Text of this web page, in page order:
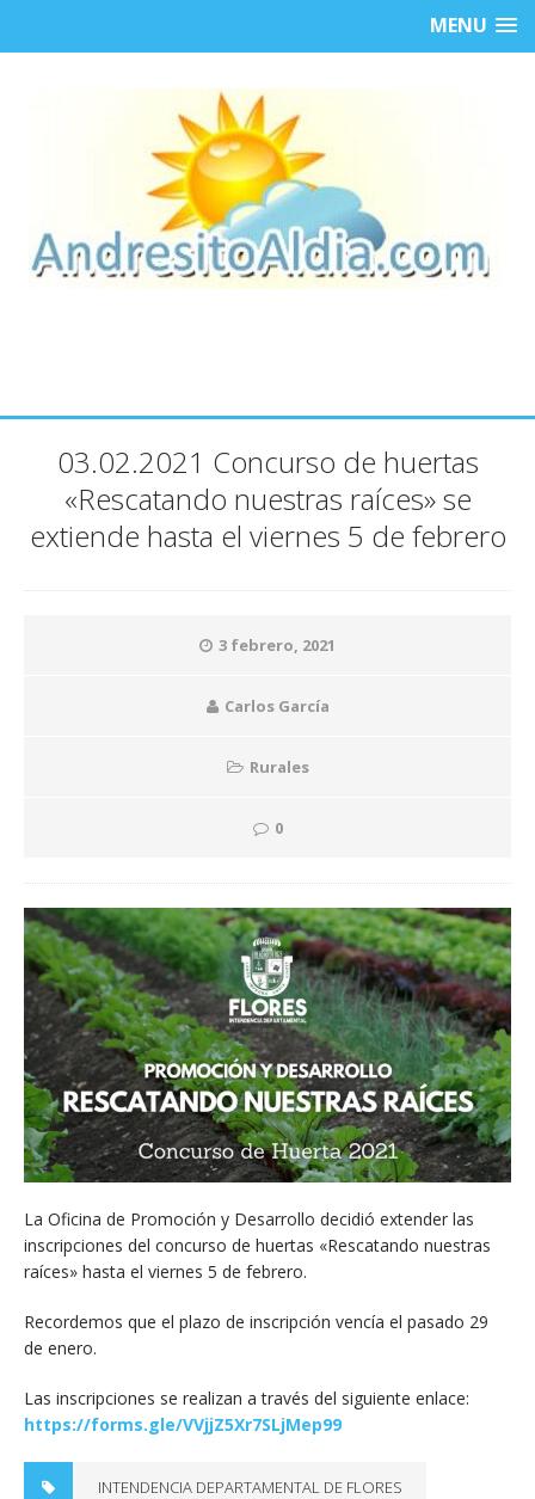
MENU
03.02.2021 Concurso de huertas
«Rescatando nuestras raíces» se
extiende hasta el viernes 5 de febrero
3 febrero, 2021
Carlos García
Rurales
0
La Oficina de Promoción y Desarrollo decidió extender las
inscripciones del concurso de huertas «Rescatando nuestras
raíces» hasta el viernes 5 de febrero.
Recordemos que el plazo de inscripción vencía el pasado 29
de enero.
Las inscripciones se realizan a través del siguiente enlace:
https://forms.gle/VVjjZ5Xr7SLjMep99
INTENDENCIA DEPARTAMENTAL DE FLORES